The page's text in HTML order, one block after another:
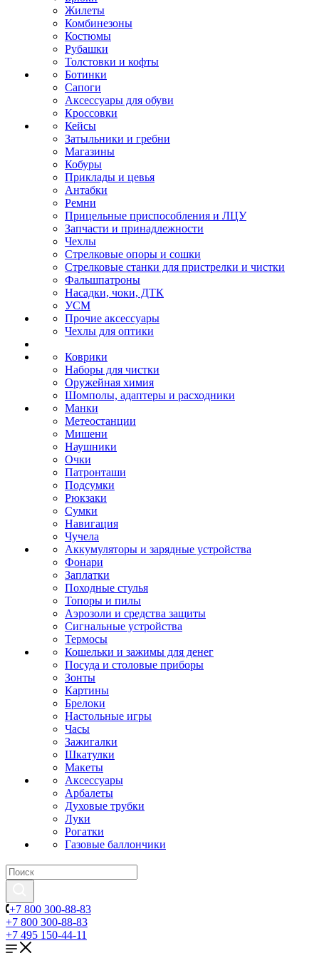
Жилеты
Комбинезоны
Костюмы
Рубашки
Толстовки и кофты
Ботинки
Сапоги
Аксессуары для обуви
Кроссовки
Кейсы
Затыльники и гребни
Магазины
Кобуры
Приклады и цевья
Антабки
Ремни
Прицельные приспособления и ЛЦУ
Запчасти и принадлежности
Чехлы
Стрелковые опоры и сошки
Стрелковые станки для пристрелки и чистки
Фальшпатроны
Насадки, чоки, ДТК
УСМ
Прочие аксессуары
Чехлы для оптики
Коврики
Наборы для чистки
Оружейная химия
Шомполы, адаптеры и расходники
Манки
Метеостанции
Мишени
Наушники
Очки
Патронташи
Подсумки
Рюкзаки
Сумки
Навигация
Чучела
Аккумуляторы и зарядные устройства
Фонари
Заплатки
Походные стулья
Топоры и пилы
Аэрозоли и средства защиты
Сигнальные устройства
Термосы
Кошельки и зажимы для денег
Посуда и столовые приборы
Зонты
Картины
Брелоки
Настольные игры
Часы
Зажигалки
Шкатулки
Макеты
Аксессуары
Арбалеты
Духовые трубки
Луки
Рогатки
Газовые баллончики
+7 800 300-88-83
+7 800 300-88-83
+7 495 150-44-11